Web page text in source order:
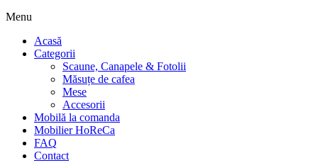
Menu
Acasă
Categorii
Scaune, Canapele & Fotolii
Măsuțe de cafea
Mese
Accesorii
Mobilă la comanda
Mobilier HoReCa
FAQ
Contact